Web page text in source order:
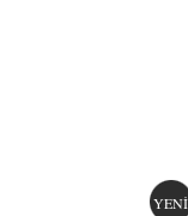
YENİ